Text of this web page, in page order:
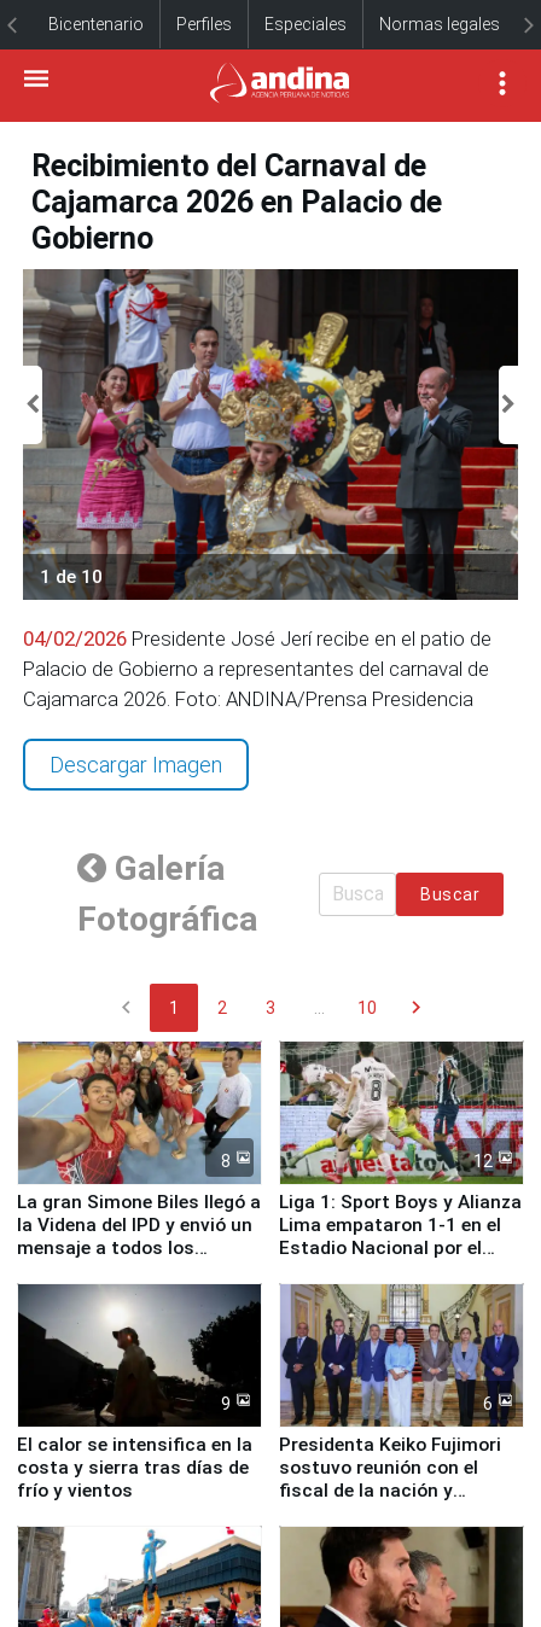
Bicentenario Perfiles Especiales Normas legales
Recibimiento del Carnaval de
Cajamarca 2026 en Palacio de
Gobierno
1 de 10
04/02/2026 Presidente José Jerí recibe en el patio de
Palacio de Gobierno a representantes del carnaval de
Cajamarca 2026. Foto: ANDINA/Prensa Presidencia
Descargar Imagen
Galería
Fotográfica
Buscar
chevron_left 1 2 3 10 chevron_right
8
La gran Simone Biles llegó a
la Videna del IPD y envió un
mensaje a todos los
12
Liga 1: Sport Boys y Alianza
Lima empataron 1-1 en el
Estadio Nacional por el
9
El calor se intensifica en la
costa y sierra tras días de
frío y vientos
6
Presidenta Keiko Fujimori
sostuvo reunión con el
fiscal de la nación y